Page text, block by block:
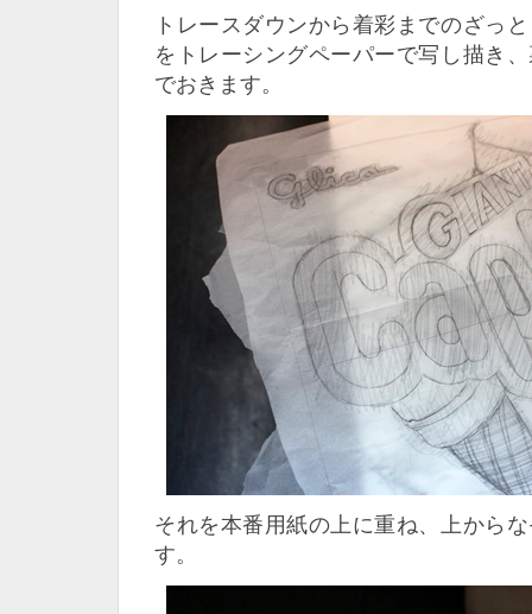
トレースダウンから着彩までのざっ
をトレーシングペーパーで写し描き
でおきます。
それを本番用紙の上に重ね、上から
す。